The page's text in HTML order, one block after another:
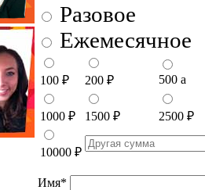
Разовое
Ежемесячное
100 ₽ 200 ₽ 500 a
1000 ₽ 1500 ₽ 2500 ₽
10000 ₽
Имя*